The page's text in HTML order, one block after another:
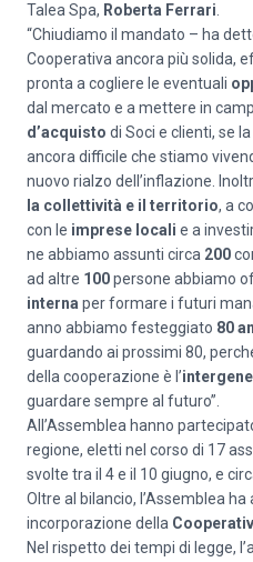
Talea Spa, Roberta Ferrari
“Chiudiamo il mandato – ha
Cooperativa ancora più solida,
pronta a cogliere le eventuali
dal mercato e a mettere in
d’acquisto di Soci e clienti, se
ancora difficile che stiamo
nuovo rialzo dell’inflazione.
la collettività e il territorio, a
con le imprese locali e a
ne abbiamo assunti circa 200
ad altre 100persone abbiamo
interna per formare i futuri
anno abbiamo festeggiato 80
guardando ai prossimi 80,
della cooperazione è l’
guardare sempre al futuro”.
All’Assemblea hanno
regione, eletti nel corso di 17
svolte tra il 4 e il 10 giugno, e
Oltre al bilancio, l’Assemblea ha
incorporazione della
Nel rispetto dei tempi di legge,